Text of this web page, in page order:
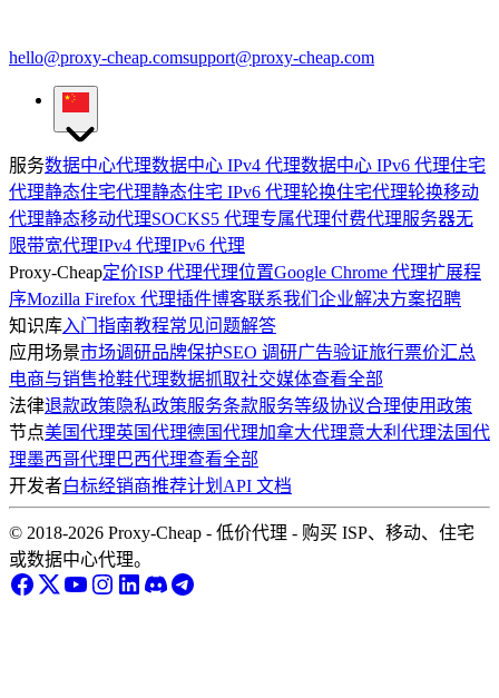
hello@proxy-cheap.comsupport@proxy-cheap.com
服务数据中心代理数据中心 IPv4 代理数据中心 IPv6 代理住宅
代理静态住宅代理静态住宅 IPv6 代理轮换住宅代理轮换移动
代理静态移动代理SOCKS5 代理专属代理付费代理服务器无
限带宽代理IPv4 代理IPv6 代理
Proxy-Cheap定价ISP 代理代理位置Google Chrome 代理扩展程
序Mozilla Firefox 代理插件博客联系我们 企业解决方案招聘
知识库入门指南教程常见问题解答
应用场景市场调研品牌保护SEO 调研广告验证旅行票价汇总
电商与销售抢鞋代理数据抓取社交媒体查看全部
法律退款政策 隐私政策服务条款服务等级协议合理使用政策
节点美国代理英国代理德国代理加拿大代理意大利代理法国代
理墨西哥代理 巴西代理查看全部
开发者白标经销商推荐计划 API 文档
© 2018-2026 Proxy-Cheap - 低价代理 - 购买 ISP、移动、住宅
或数据中心代理。